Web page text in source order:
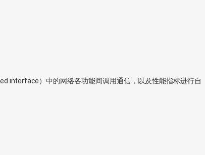
interface）中的网络各功能间调用通信，以及性能指标进行自